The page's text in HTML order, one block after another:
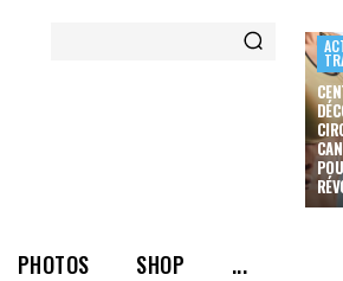
PHOTOS SHOP ...